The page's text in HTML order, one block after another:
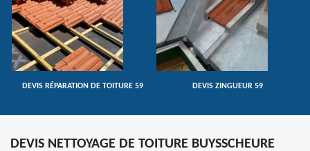
DEVIS RÉPARATION DE TOITURE 59 DEVIS ZINGUEUR 59
DEVIS NETTOYAGE DE TOITURE BUYSSCHEURE